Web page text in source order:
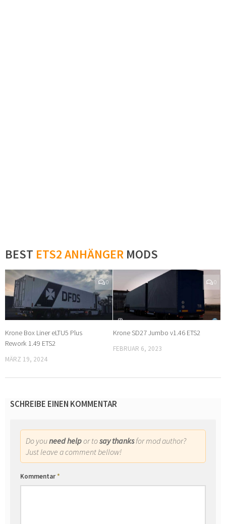
BEST ETS2 ANHÄNGER MODS
0
Krone Box Liner eLTU5 Plus
Rework 1.49 ETS2
MÄRZ 19, 2024
0
Krone SD27 Jumbo v1.46 ETS2
FEBRUAR 6, 2023
SCHREIBE EINEN KOMMENTAR
Do youneed helpor tosay thanksfor mod author?
Just leave a comment bellow!
Kommentar*